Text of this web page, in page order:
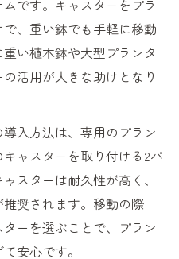
です。キャスターをプラ
、重い鉢でも手軽に移動
い植木鉢や大型プランタ
活用が大きな助けとなり
入方法は、専用のプラン
ャスターを取り付ける2パ
スターは耐久性が高く、
奨されます。移動の際
ーを選ぶことで、プラン
安心です。